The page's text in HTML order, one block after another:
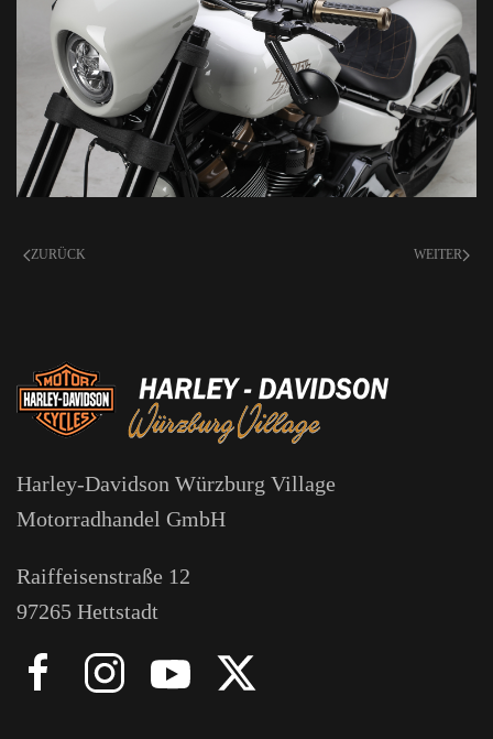
ZURÜCK WEITER
Harley-Davidson Würzburg Village
Motorradhandel GmbH
Raiffeisenstraße 12
97265 Hettstadt